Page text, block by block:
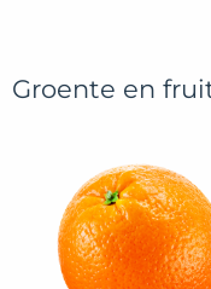
Groente en